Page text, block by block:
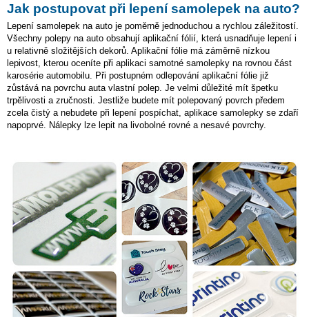
Jak postupovat při lepení samolepek na auto?
Lepení samolepek na auto je poměrně jednoduchou a rychlou záležitostí.
Všechny polepy na auto obsahují aplikační fólií, která usnadňuje lepení i
u relativně složitějších dekorů. Aplikační fólie má záměrně nízkou
lepivost, kterou oceníte při aplikaci samotné samolepky na rovnou část
karosérie automobilu. Při postupném odlepování aplikační fólie již
zůstává na povrchu auta vlastní polep. Je velmi důležité mít špetku
trpělivosti a zručnosti. Jestliže budete mít polepovaný povrch předem
zcela čistý a nebudete při lepení pospíchat, aplikace samolepky se zdaří
napoprvé. Nálepky lze lepit na livobolné rovné a nesavé povrchy.